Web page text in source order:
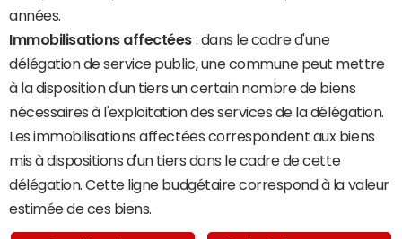
années.
Immobilisations affectées : dans le cadre d'une
délégation de service public, une commune peut mettre
à la disposition d'un tiers un certain nombre de biens
nécessaires à l'exploitation des services de la délégation.
Les immobilisations affectées correspondent aux biens
mis à dispositions d'un tiers dans le cadre de cette
délégation. Cette ligne budgétaire correspond à la valeur
estimée de ces biens.